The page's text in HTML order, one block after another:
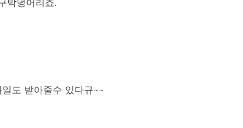
박덩어리죠.
도 받아줄수 있다규~~